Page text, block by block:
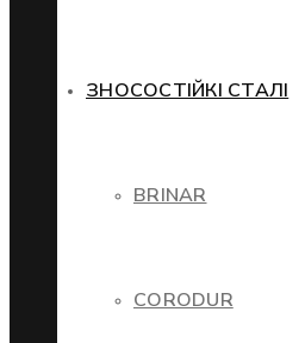
ЗНОСОСТІЙКІ СТАЛІ
BRINAR
CORODUR